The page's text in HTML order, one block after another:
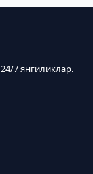
7 янгиликлар.